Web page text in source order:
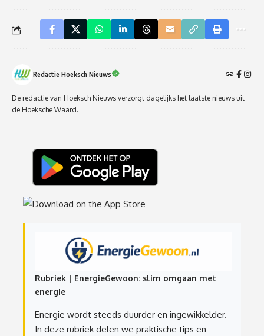
Redactie Hoeksch Nieuws
De redactie van Hoeksch Nieuws verzorgt dagelijks het laatste nieuws uit
de Hoeksche Waard.
Rubriek | EnergieGewoon: slim omgaan met
energie
Energie wordt steeds duurder en ingewikkelder.
In deze rubriek delen we praktische tips en